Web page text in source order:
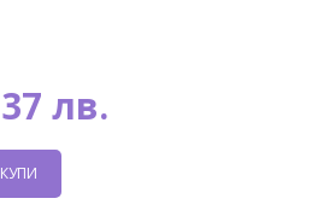
лв.
КУПИ